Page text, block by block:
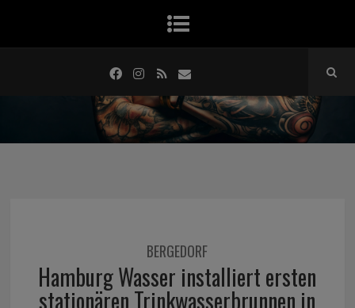
BERGEDORF
Hamburg Wasser installiert ersten
stationären Trinkwasserbrunnen in